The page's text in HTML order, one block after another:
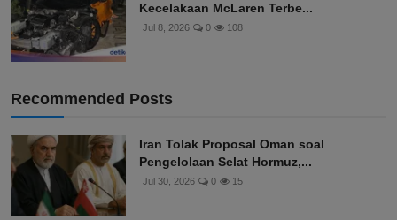
Kecelakaan McLaren Terbe...
Jul 8, 2026 0 108
Recommended Posts
Iran Tolak Proposal Oman soal
Pengelolaan Selat Hormuz,...
Jul 30, 2026 0 15